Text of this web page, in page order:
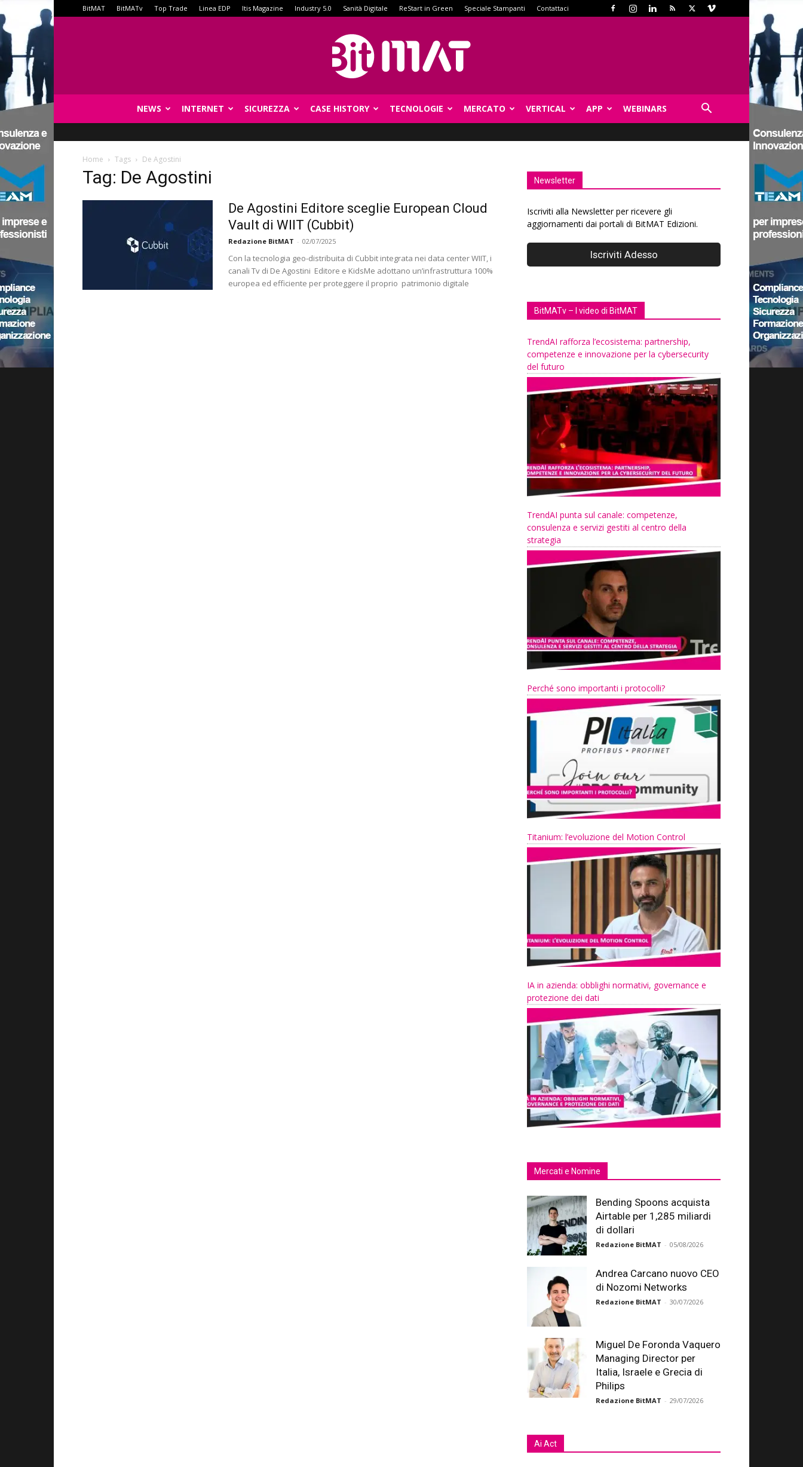
BitMAT BitMATv Top Trade Linea EDP Itis Magazine Industry 5.0 Sanità Digitale ReStart in Green Speciale Stampanti Contattaci
NEWS INTERNET SICUREZZA CASE HISTORY TECNOLOGIE MERCATO VERTICAL APP WEBINARS
Home Tags De Agostini
Tag: De Agostini
De Agostini Editore sceglie European Cloud
Vault di WIIT (Cubbit)
Redazione BitMAT - 02/07/2025
Con la tecnologia geo-distribuita di Cubbit integrata nei data center WIIT, i
canali Tv di De Agostini Editore e KidsMe adottano un’infrastruttura 100%
europea ed efficiente per proteggere il proprio patrimonio digitale
Newsletter
Iscriviti alla Newsletter per ricevere gli
aggiornamenti dai portali di BitMAT Edizioni.
BitMATv – I video di BitMAT
TrendAI rafforza l’ecosistema: partnership,
competenze e innovazione per la cybersecurity
del futuro
TrendAI punta sul canale: competenze,
consulenza e servizi gestiti al centro della
strategia
Perché sono importanti i protocolli?
Titanium: l’evoluzione del Motion Control
IA in azienda: obblighi normativi, governance e
protezione dei dati
Mercati e Nomine
Bending Spoons acquista
Airtable per 1,285 miliardi
di dollari
Redazione BitMAT - 05/08/2026
Andrea Carcano nuovo CEO
di Nozomi Networks
Redazione BitMAT - 30/07/2026
Miguel De Foronda Vaquero
Managing Director per
Italia, Israele e Grecia di
Philips
Redazione BitMAT - 29/07/2026
Ai Act